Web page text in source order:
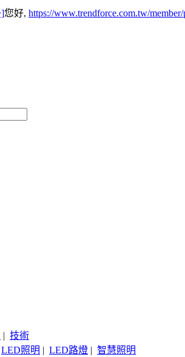
]您好, https://www.trendforce.com.tw/member/
| 技術
LED照明 | LED路燈 | 智慧照明